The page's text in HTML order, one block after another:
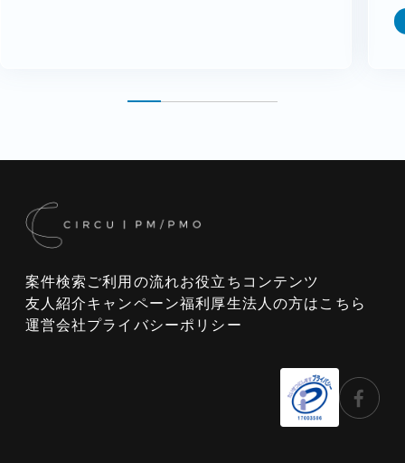
案件検索 ご利用の流れお役立ちコンテンツ
友人紹介キャンペーン福利厚生法人の方はこちら
運営会社プライバシーポリシー